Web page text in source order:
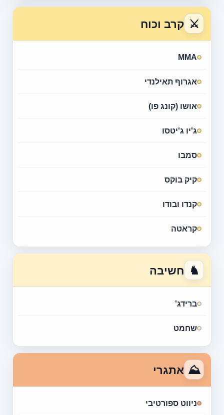
⚔ קרב וכוח
MMA
אגרוף תאילנדי
אושו (קונג פו)
ג'יו ג'יטסו
סמבו
קיק בוקס
קנדו ובודו
קראטה
♞ חשיבה
ברידג'
שחמט
⛰ אתגרי
ניווט ספורטיבי